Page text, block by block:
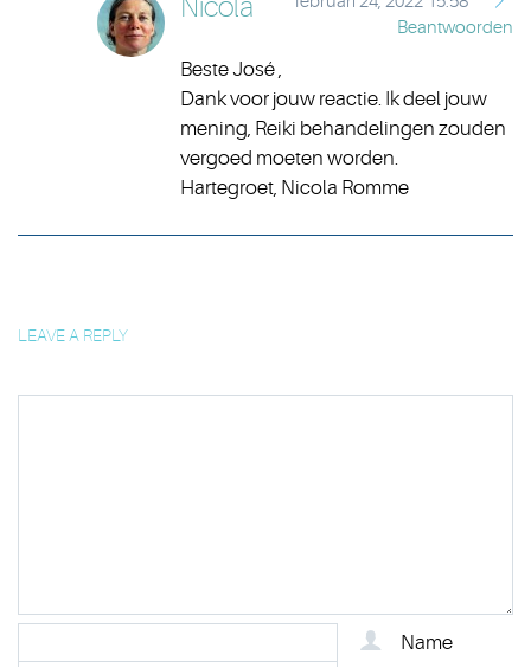
Nicola
Beantwoorden
Beste José ,
Dank voor jouw reactie. Ik deel jouw
mening, Reiki behandelingen zouden
vergoed moeten worden.
Hartegroet, Nicola Romme
LEAVE A REPLY
Name